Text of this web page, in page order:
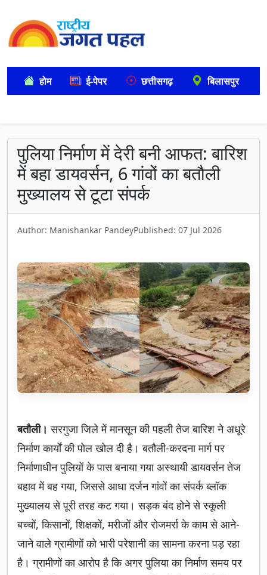
होम ई-पेपर छत्तीसगढ़ बिलासपुर
पुलिया निर्माण में देरी बनी आफत: बारिश
में बहा डायवर्सन, 6 गांवों का बतौली
मुख्यालय से टूटा संपर्क
Author: Manishankar PandeyPublished: 07 Jul 2026
बतौली।सरगुजा जिले में मानसून की पहली तेज बारिश ने अधूरे
निर्माण कार्यों की पोल खोल दी है। बतौली-करदना मार्ग पर
निर्माणाधीन पुलियों के पास बनाया गया अस्थायी डायवर्सन तेज
बहाव में बह गया, जिससे आधा दर्जन गांवों का संपर्क ब्लॉक
मुख्यालय से पूरी तरह कट गया। सड़क बंद होने से स्कूली
बच्चों, किसानों, शिक्षकों, मरीजों और रोजमर्रा के काम से आने-
जाने वाले ग्रामीणों को भारी परेशानी का सामना करना पड़ रहा
है। ग्रामीणों का आरोप है कि अगर पुलिया का निर्माण समय पर